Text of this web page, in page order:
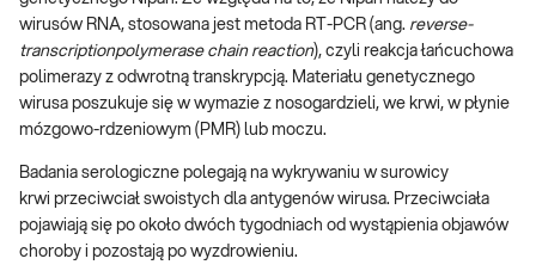
wirusów RNA, stosowana jest metoda RT-PCR (ang. reverse-
transcriptionpolymerase chain reaction), czyli reakcja łańcuchowa
polimerazy z odwrotną transkrypcją. Materiału genetycznego
wirusa poszukuje się w wymazie z nosogardzieli, we krwi, w płynie
mózgowo-rdzeniowym (PMR) lub moczu.
Badania serologiczne polegają na wykrywaniu w surowicy
krwi przeciwciał swoistych dla antygenów wirusa. Przeciwciała
pojawiają się po około dwóch tygodniach od wystąpienia objawów
choroby i pozostają po wyzdrowieniu.